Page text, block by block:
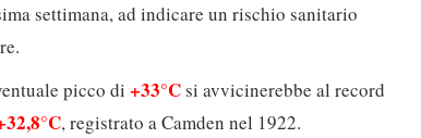
settimana, ad indicare un rischio sanitario
picco di +33°Csi avvicinerebbe al record
, registrato a Camden nel 1922.